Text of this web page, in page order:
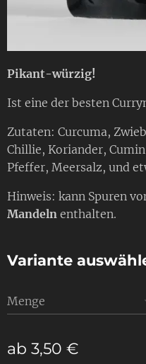
Pikant-würzig!
Ist eine der besten
Zutaten: Curcuma,
Chillie, Koriander,
Pfeffer, Meersalz, und
Hinweis: kann Spuren
Mandeln enthalten.
Variante
Menge
ab 3,50 €